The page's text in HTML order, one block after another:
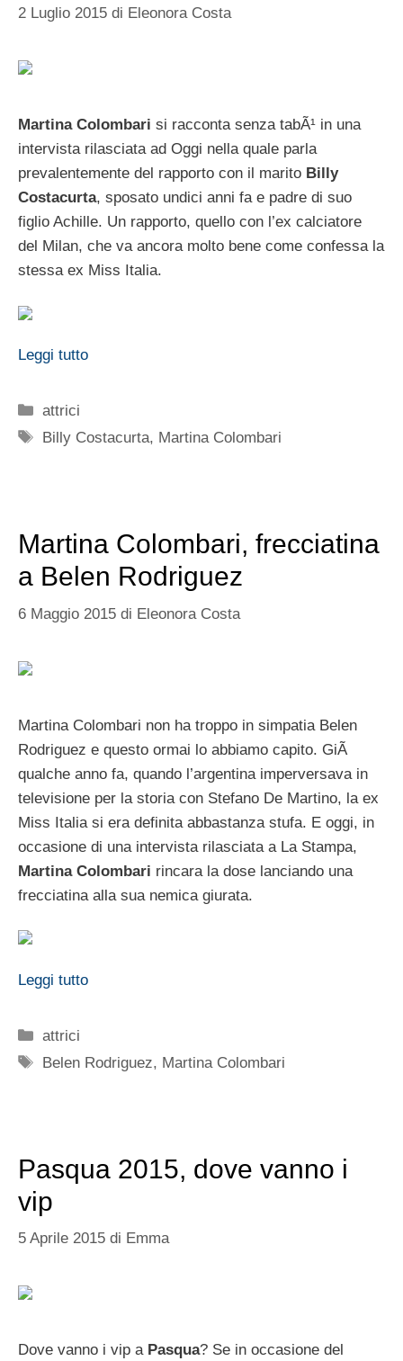
2 Luglio 2015 di Eleonora Costa
Martina Colombari si racconta senza tabÃ¹ in una
intervista rilasciata ad Oggi nella quale parla
prevalentemente del rapporto con il marito Billy
Costacurta, sposato undici anni fa e padre di suo
figlio Achille. Un rapporto, quello con l’ex calciatore
del Milan, che va ancora molto bene come confessa la
stessa ex Miss Italia.
Leggi tutto
Categorie
attrici
Tag
Billy Costacurta, Martina Colombari
Martina Colombari, frecciatina
a Belen Rodriguez
6 Maggio 2015 di Eleonora Costa
Martina Colombari non ha troppo in simpatia Belen
Rodriguez e questo ormai lo abbiamo capito. GiÃ
qualche anno fa, quando l’argentina imperversava in
televisione per la storia con Stefano De Martino, la ex
Miss Italia si era definita abbastanza stufa. E oggi, in
occasione di una intervista rilasciata a La Stampa,
Martina Colombari rincara la dose lanciando una
frecciatina alla sua nemica giurata.
Leggi tutto
Categorie
attrici
Tag
Belen Rodriguez, Martina Colombari
Pasqua 2015, dove vanno i
vip
5 Aprile 2015 di Emma
Dove vanno i vip a Pasqua? Se in occasione del